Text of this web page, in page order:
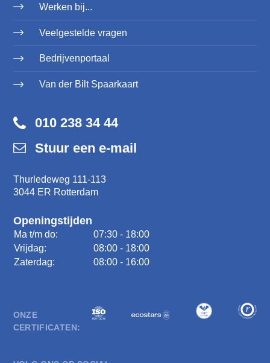
Werken bij...
Veelgestelde vragen
Bedrijvenportaal
Van der Bilt Spaarkaart
010 238 34 44
Stuur een e-mail
Thurledeweg 111-113
3044 ER Rotterdam
Openingstijden
Ma t/m do:
07:30 - 18:00
Vrijdag:
08:00 - 18:00
Zaterdag:
08:00 - 16:00
ONZE
CERTIFICATEN: